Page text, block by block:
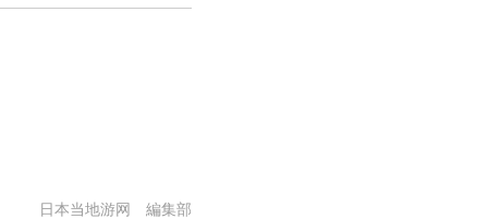
日本当地游网 編集部